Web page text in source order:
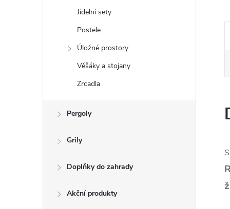
Jídelní sety
Postele
Úložné prostory
Věšáky a stojany
Zrcadla
Pergoly
Grily
Doplňky do zahrady
Akční produkty